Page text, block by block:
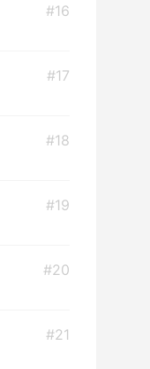
#16
#17
#18
#19
#20
#21